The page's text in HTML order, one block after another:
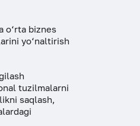
o‘rta biznes
yo‘naltirish
tuzilmalarni
saqlash,